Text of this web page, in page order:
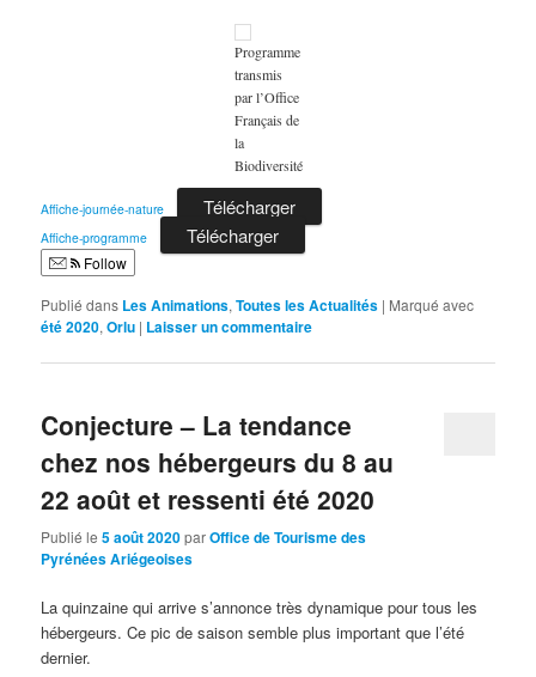
Programme
transmis
par l’Office
Français de
la
Biodiversité
Affiche-journée-nature Télécharger
Affiche-programme Télécharger
Follow
Publié dans Les Animations,Toutes les Actualités | Marqué avec
été 2020,Orlu | Laisser un commentaire
Conjecture – La tendance
chez nos hébergeurs du 8 au
22 août et ressenti été 2020
Publié le5 août 2020parOffice de Tourisme des
Pyrénées Ariégeoises
La quinzaine qui arrive s’annonce très dynamique pour tous les
hébergeurs. Ce pic de saison semble plus important que l’été
dernier.